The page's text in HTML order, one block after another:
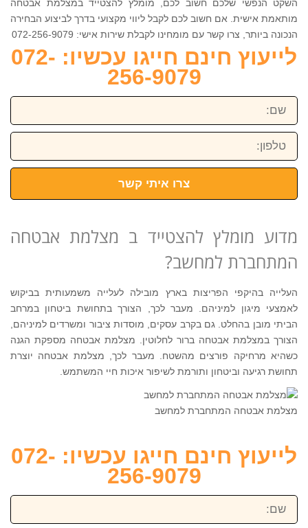
השקט הנפשי שלכם חשוב לכם, מומלץ להצטייד במצלמת אבטחה
מותאמת אישית. אם חשוב לכם לקבל ליווי מקצועי בדרך לביצוע הבחירה
הנכונה ביותר, צרו קשר עם מומחינו לקבלת שירות אישי: 072-256-9079
לייעוץ חינם חייגו עכשיו: 072-
256-9079
שם:
טלפון:
צרו איתי קשר
מדוע מומלץ להצטייד ב מצלמת אבטחה
המתחברת למחשב?
העלייה בהיקפי הפריצות בארץ מובילה לעלייה משמעותית בביקוש
לאמצעי מיגון למיניהם. מעבר לכך, הצורך בתחושת ביטחון במרחב
הביתי מובן בהחלט. גם בקרב עסקים, מוסדות ציבור ומשרדים למיניהם,
הצורך במצלמת אבטחה ברור לחלוטין. מצלמת אבטחה מספקת הגנה
כשהיא מרחיקה פורצים מהשטח. מעבר לכך, מצלמת אבטחה יוצרת
תחושת רגיעה וביטחון ותורמת לשיפור איכות חיי המשתמש.
מצלמת אבטחה המתחברת למחשב
לייעוץ חינם חייגו עכשיו: 072-
256-9079
שם: